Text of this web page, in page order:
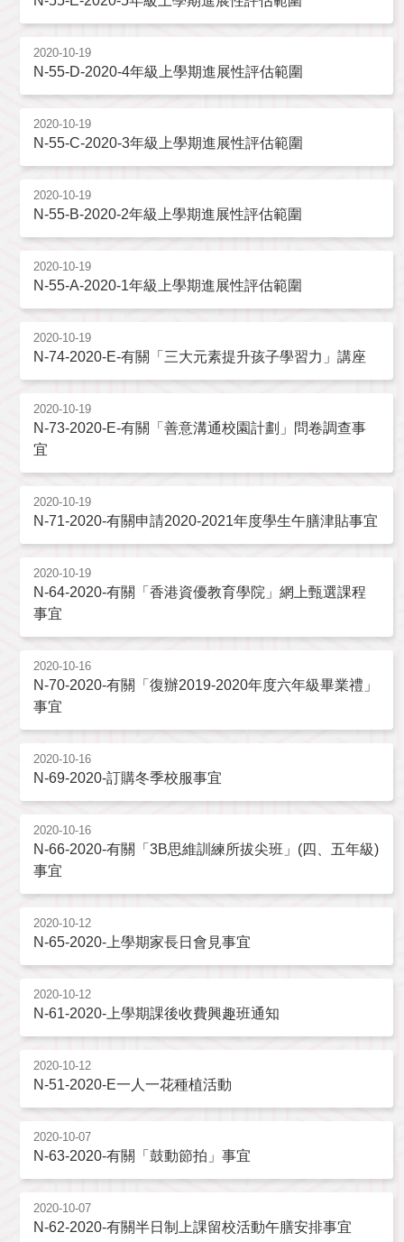
2020-10-19
N-55-D-2020-4年級上學期進展性評估範圍
2020-10-19
N-55-C-2020-3年級上學期進展性評估範圍
2020-10-19
N-55-B-2020-2年級上學期進展性評估範圍
2020-10-19
N-55-A-2020-1年級上學期進展性評估範圍
2020-10-19
N-74-2020-E-有關「三大元素提升孩子學習力」講座
2020-10-19
N-73-2020-E-有關「善意溝通校園計劃」問卷調查事
宜
2020-10-19
N-71-2020-有關申請2020-2021年度學生午膳津貼事宜
2020-10-19
N-64-2020-有關「香港資優教育學院」網上甄選課程
事宜
2020-10-16
N-70-2020-有關「復辦2019-2020年度六年級畢業禮」
事宜
2020-10-16
N-69-2020-訂購冬季校服事宜
2020-10-16
N-66-2020-有關「3B思維訓練所拔尖班」(四、五年級)
事宜
2020-10-12
N-65-2020-上學期家長日會見事宜
2020-10-12
N-61-2020-上學期課後收費興趣班通知
2020-10-12
N-51-2020-E一人一花種植活動
2020-10-07
N-63-2020-有關「鼓動節拍」事宜
2020-10-07
N-62-2020-有關半日制上課留校活動午膳安排事宜